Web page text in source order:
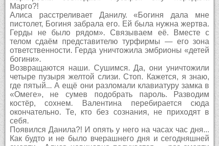
Марго?!
Алиса расстреливает Данилу. «Богиня дала мне
пистолет, Богиня забрала его. Ей была нужна жертва.
Герды не было рядом». Связываем её. Вместе с
телом сдаём представителю турфирмы — его зона
ответственности. Герда уничтожила эмбрионы «детей
богини».
Возвращаются наши. Сушимся. Да, они уничтожили
четыре пузыря желтой слизи. Стоп. Кажется, я знаю,
где пятый... А ещё они разломали клавиатуру замка в
«Омеге», не сумев подобрать пароль. Разводим
костёр, сохнем. Валентина перебирается сюда
окончательно. Те, кто без сознания, не приходят в
себя.
Появился Данила?! И опять у него на часах час дня...
Как будто и не было вчерашнего дня и сегодняшней